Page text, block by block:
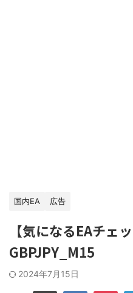
国内EA 広告
【気になるEAチェ
GBPJPY_M15
2024年7月15日